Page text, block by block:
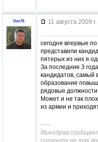
Vint76
11 августа 2009
сегодня впервые
представили
пятерых из них я
За последние 3
кандидатов, самый
образование
рядовые
Может и не так
из армии и
–––
Минздрав
сигарету не так